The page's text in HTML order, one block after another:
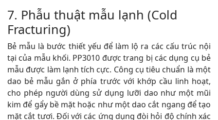
7. Phẫu thuật mẫu lạnh (Cold
Fracturing)
Bẻ mẫu là bước thiết yếu để làm lộ ra các cấu trúc nội
tại của mẫu khối. PP3010 được trang bị các dụng cụ bẻ
mẫu được làm lạnh tích cực. Công cụ tiêu chuẩn là một
dao bẻ mẫu gắn ở phía trước với khớp cầu linh hoạt,
cho phép người dùng sử dụng lưỡi dao như một mũi
kim để gẩy bề mặt hoặc như một dao cắt ngang để tạo
mặt cắt tươi. Đối với các ứng dụng đòi hỏi độ chính xác